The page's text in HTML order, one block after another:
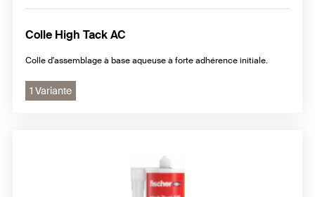
Colle High Tack AC
Colle d'assemblage à base aqueuse à forte adhérence initiale.
1 Variante